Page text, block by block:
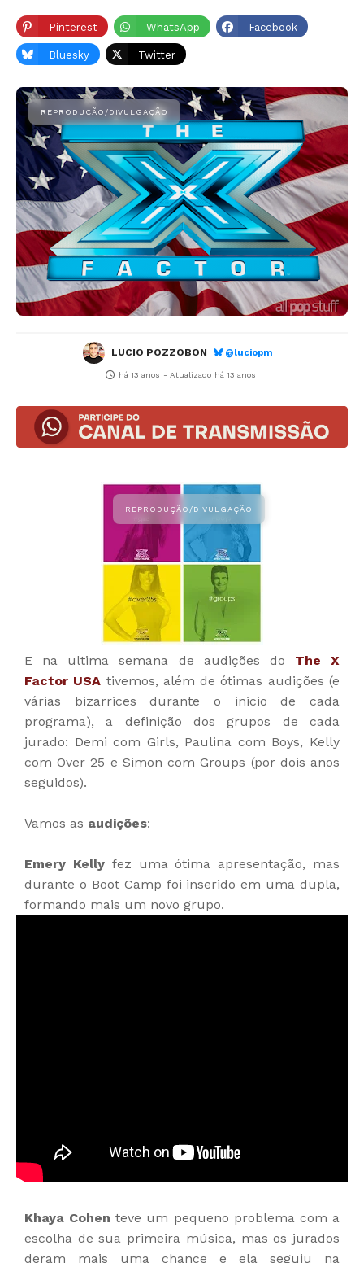
Pinterest WhatsApp Facebook
Bluesky Twitter
LUCIO POZZOBON @luciopm
há 13 anos - Atualizado há 13 anos
E na ultima semana de audições do The X
Factor USA tivemos, além de ótimas audições (e
várias bizarrices durante o inicio de cada
programa), a definição dos grupos de cada
jurado: Demi com Girls, Paulina com Boys, Kelly
com Over 25 e Simon com Groups (por dois anos
seguidos).
Vamos as audições:
Emery Kellyfez uma ótima apresentação, mas
durante o Boot Camp foi inserido em uma dupla,
formando mais um novo grupo.
Khaya Cohen teve um pequeno problema com a
escolha de sua primeira música, mas os jurados
deram mais uma chance e ela seguiu na